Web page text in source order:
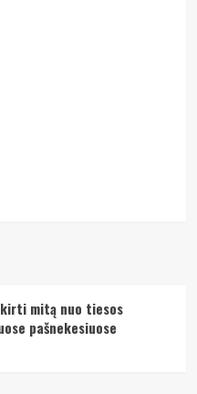
mitą nuo tiesos
pašnekesiuose